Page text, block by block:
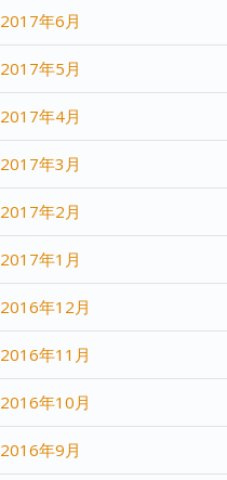
2017年6月
2017年5月
2017年4月
2017年3月
2017年2月
2017年1月
2016年12月
2016年11月
2016年10月
2016年9月